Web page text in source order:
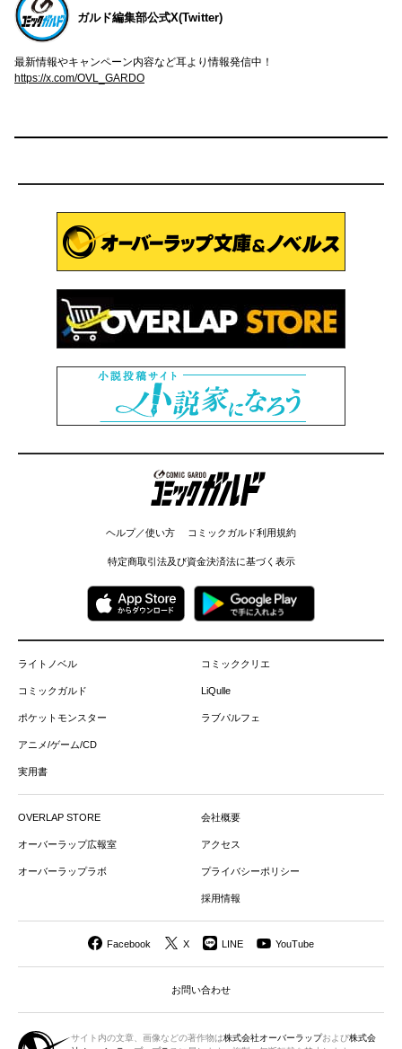
ガルド編集部公式X(Twitter)
最新情報やキャンペーン内容など耳より情報発信中！
https://x.com/OVL_GARDO
コミックガルド
ヘルプ／使い方 コミックガルド利用規約
特定商取引法及び資金決済法に基づく表示
ライトノベル
コミックガルド
ポケットモンスター
アニメ/ゲーム/CD
実用書
コミッククリエ
LiQulle
ラブパルフェ
OVERLAP STORE
オーバーラップ広報室
オーバーラップラボ
会社概要
アクセス
プライバシーポリシー
採用情報
Facebook X LINE YouTube
お問い合わせ
サイト内の文章、画像などの著作物は株式会社オーバーラップおよび株式会